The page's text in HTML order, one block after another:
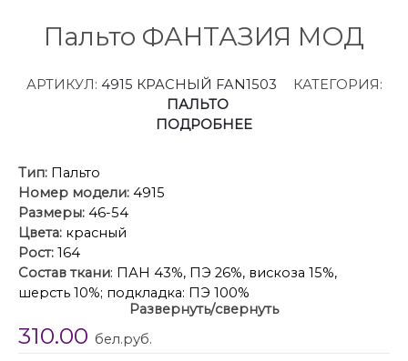
Пальто ФАНТАЗИЯ МОД
АРТИКУЛ: 4915 КРАСНЫЙ FAN1503
КАТЕГОРИЯ:
ПАЛЬТО
ПОДРОБНЕЕ
Тип: Пальто
Номер модели: 4915
Размеры: 46-54
Цвета: красный
Рост: 164
Состав ткани: ПАН 43%, ПЭ 26%, вискоза 15%,
шерсть 10%; подкладка: ПЭ 100%
: Ярко-красный – классический цвет,
который никогда не выходит из моды, но в
Развернуть/свернуть
310.00 бел.руб.